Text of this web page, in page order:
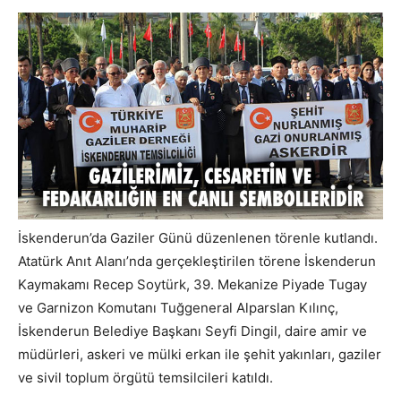
İskenderun’da Gaziler Günü düzenlenen törenle kutlandı.
Atatürk Anıt Alanı’nda gerçekleştirilen törene İskenderun
Kaymakamı Recep Soytürk, 39. Mekanize Piyade Tugay
ve Garnizon Komutanı Tuğgeneral Alparslan Kılınç,
İskenderun Belediye Başkanı Seyfi Dingil, daire amir ve
müdürleri, askeri ve mülki erkan ile şehit yakınları, gaziler
ve sivil toplum örgütü temsilcileri katıldı.